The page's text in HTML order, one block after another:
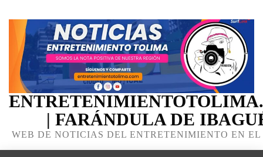
| FARÁNDULA DE
WEB DE NOTICIAS DEL ENTRETENIMIENTO EN